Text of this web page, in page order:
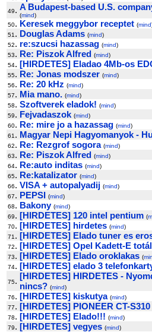
49. A Budapest-based U.S.
(mind)
50. Keresek meggybor receptet (mind
51 . Douglas Adams (mind)
52. re:szucsi hazassag (mind)
53. Re: Piszok Alfred (mind)
54. [HIRDETES] Eladao 4Mb-os
55. Re: Jonas modszer (mind)
56. Re: 20 kHz (mind)
57. Mia mano. (mind)
58. Szoftverek eladok! (mind)
59. Fejvadaszok (mind)
60. Re: mire jo a hazassag (mind)
61 . Magyar Nepi Hagyomanyok -
62. Re: Rezgrof sogora (mind)
63. Re: Piszok Alfred (mind)
64. Re:auto inditas (mind)
65. Re:katalizator (mind)
66. VISA + autopalyadij (mind)
67. PEPSI (mind)
68. Bakony (mind)
69. [HIRDETES] 120 intel pentium (
70. [HIRDETES] hirdetes (mind)
71 . [HIRDETES] Elado tuner es
72. [HIRDETES] Opel Kadett-E
73. [HIRDETES] Elado oroklakas (
74. [HIRDETES] elado 3
75. [HIRDETES] HIRDETES -
nincs? (mind)
76. [HIRDETES] kiskutya (mind)
77. [HIRDETES] PIONEER CT-
78. [HIRDETES] Elado!!! (mind)
79. [HIRDETES] vegyes (mind)